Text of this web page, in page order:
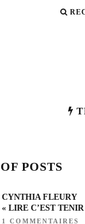
POSTS
CYNTHIA FLEURY
« LIRE C’EST
1 COMMENTAIRES